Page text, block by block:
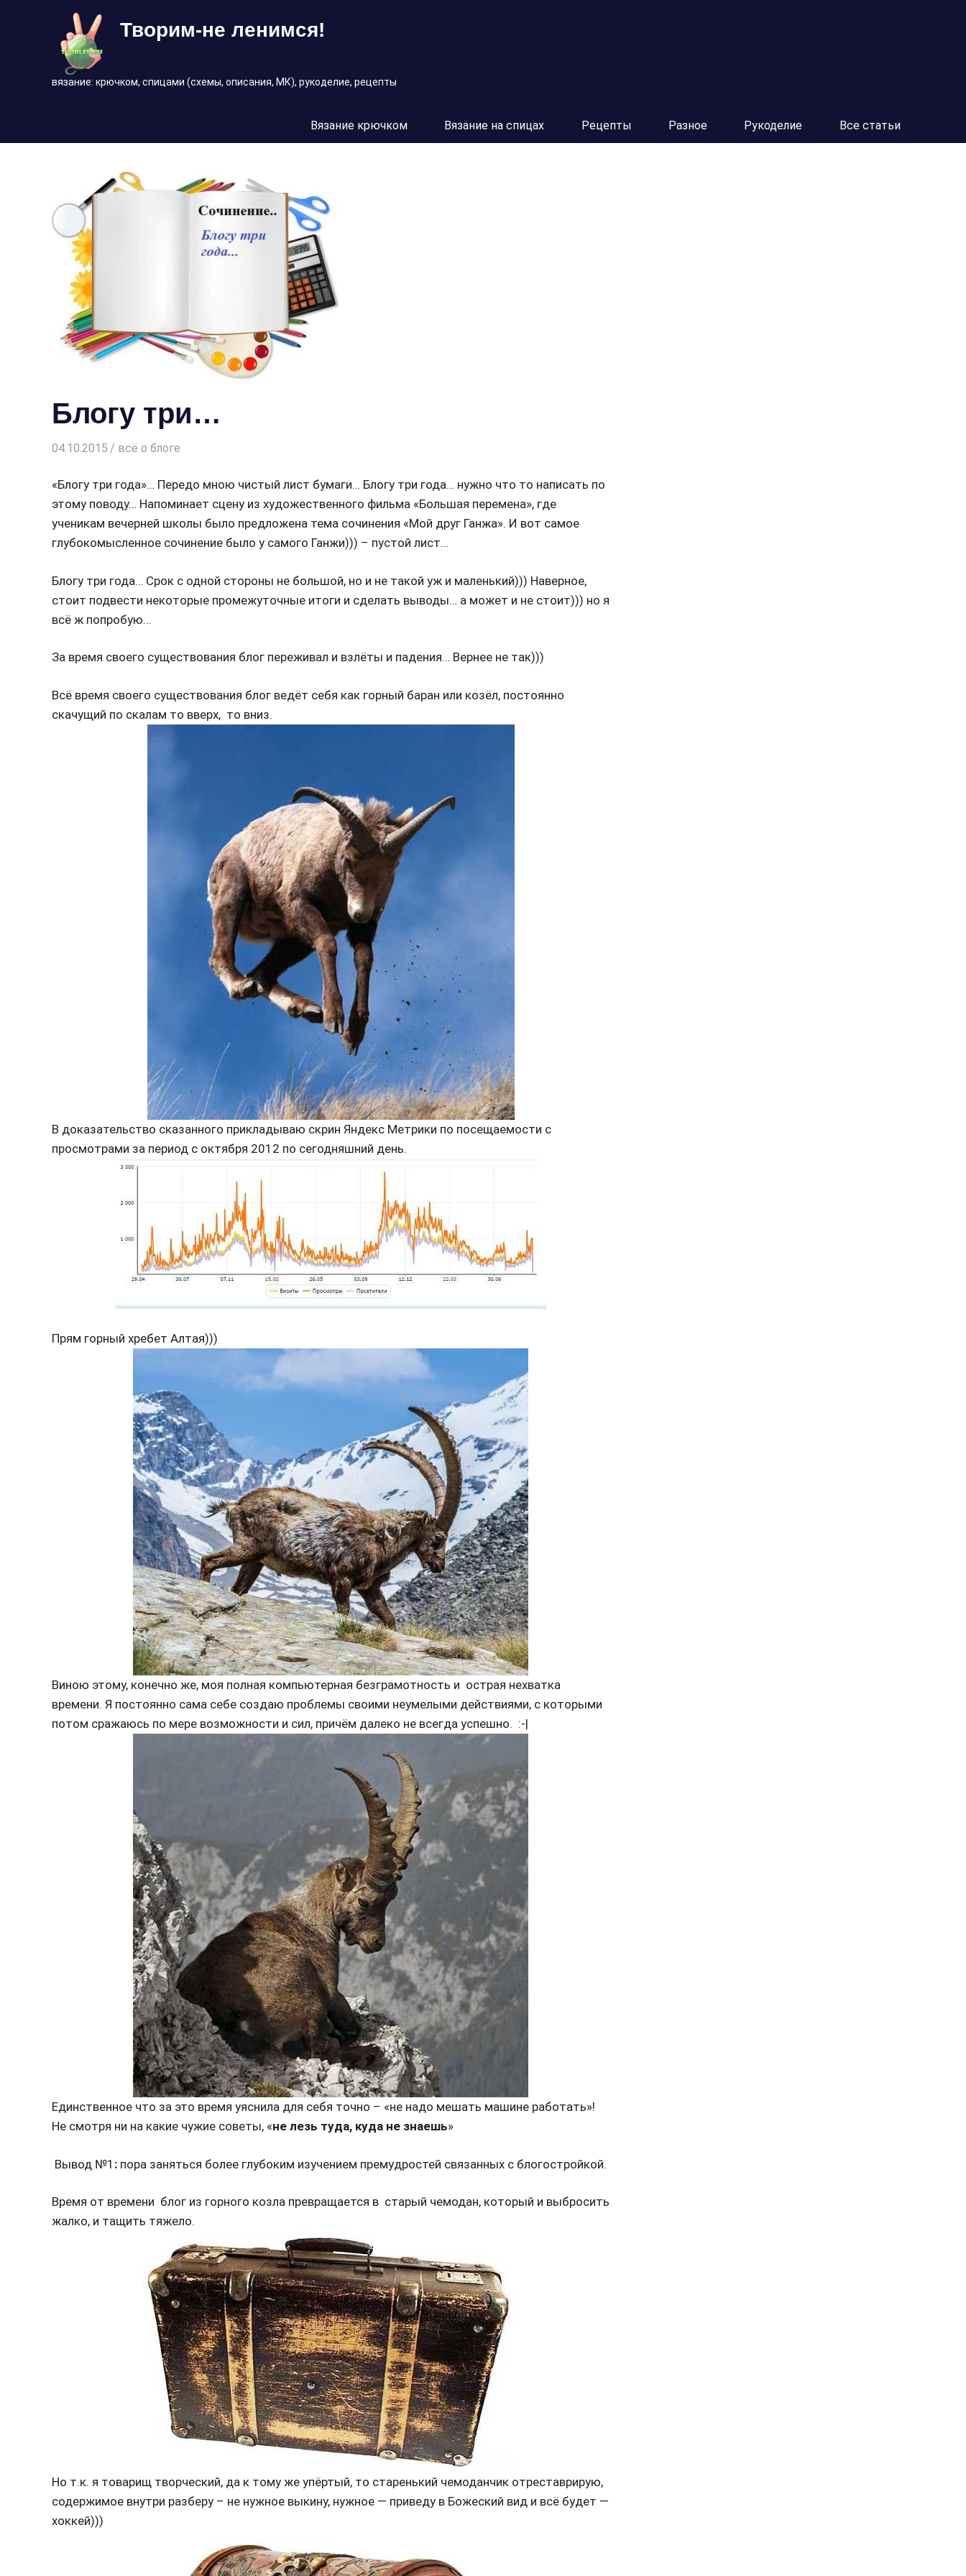
содержимому
Творим-не ленимся!
вязание: крючком, спицами (схемы, описания, МК), рукоделие, рецепты
Вязание крючком Вязание на спицах Рецепты Разное Рукоделие Все статьи
Блогу три…
04.10.2015 Творогова Елена
всё о блоге
«Блогу три года»… Передо мною чистый лист бумаги… Блогу три года… нужно что то написать по
этому поводу… Напоминает сцену из художественного фильма «Большая перемена», где
ученикам вечерней школы было предложена тема сочинения «Мой друг Ганжа». И вот самое
глубокомысленное сочинение было у самого Ганжи))) – пустой лист…
Блогу три года… Срок с одной стороны не большой, но и не такой уж и маленький))) Наверное,
стоит подвести некоторые промежуточные итоги и сделать выводы… а может и не стоит))) но я
всё ж попробую…
За время своего существования блог переживал и взлёты и падения… Вернее не так)))
Всё время своего существования блог ведёт себя как горный баран или козёл, постоянно
скачущий по скалам то вверх, то вниз.
В доказательство сказанного прикладываю скрин Яндекс Метрики по посещаемости с
просмотрами за период с октября 2012 по сегодняшний день.
Прям горный хребет Алтая)))
Виною этому, конечно же, моя полная компьютерная безграмотность и острая нехватка
времени. Я постоянно сама себе создаю проблемы своими неумелыми действиями, с которыми
потом сражаюсь по мере возможности и сил, причём далеко не всегда успешно. :-|
Единственное что за это время уяснила для себя точно – «не надо мешать машине работать»!
Не смотря ни на какие чужие советы, «не лезь туда, куда не знаешь»
Вывод №1 : пора заняться более глубоким изучением премудростей связанных с блогостройкой.
Время от времени блог из горного козла превращается в старый чемодан, который и выбросить
жалко, и тащить тяжело.
Но т.к. я товарищ творческий, да к тому же упёртый, то старенький чемоданчик отреставрирую,
содержимое внутри разберу – не нужное выкину, нужное — приведу в Божеский вид и всё будет —
хоккей)))